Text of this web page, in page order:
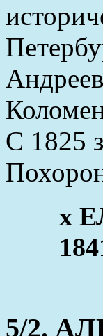
С 1825
x
5/2.